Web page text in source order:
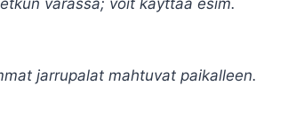
varassa; voit käyttää esim.
jarrupalat mahtuvat paikalleen.